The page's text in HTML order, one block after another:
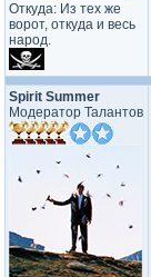
Откуда: Из тех же
ворот, откуда и весь
народ.
Spirit Summer
Модератор Талантов